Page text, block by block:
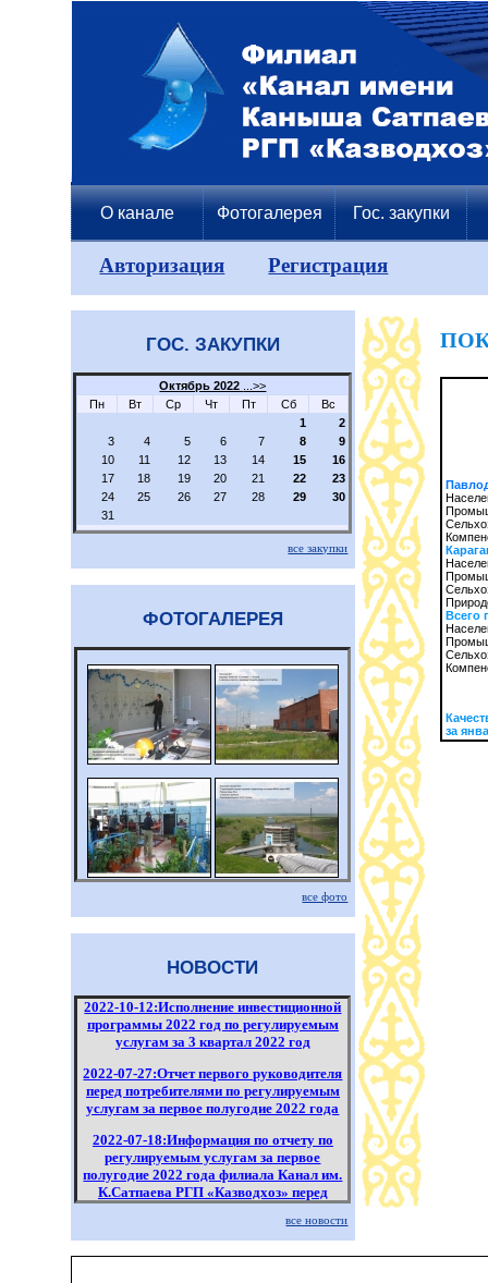
О канале Фотогалерея Гос. закупки
Авторизация Регистрация
ГОС. ЗАКУПКИ
Октябрь 2022
...>>
Пн
Вт Ср Чт Пт Сб
Вс
1
2
3
4 5 6 7 8
9
10
11 12 13 14 15
16
17
18 19 20 21 22
23
24
25 26 27 28 29
30
31
все закупки
ФОТОГАЛЕРЕЯ
все фото
НОВОСТИ
2022-10-12:Исполнение инвестиционной
программы 2022 год по регулируемым
услугам за 3 квартал 2022 год
2022-07-27:Отчет первого руководителя
перед потребителями по регулируемым
услугам за первое полугодие 2022 года
2022-07-18:Информация по отчету по
регулируемым услугам за первое
полугодие 2022 года филиала Канал им.
К.Сатпаева РГП «Казводхоз» перед
потребителями
2022-07-18:Информация по отчету по
регулируемым услугам за первое
все новости
Всего
за